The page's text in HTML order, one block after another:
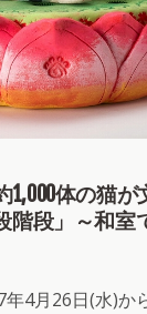
1,000体の猫
階段」～和
4月26日(水)か